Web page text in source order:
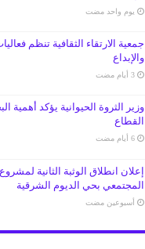
‏يوم واحد مضت
جمعية الارتقاء الثقافية تنظم
والإبداع
‏3 أيام مضت
وزير الثروة الحيوانية يؤكد أهمية
القطاع
‏6 أيام مضت
إعلان انطلاق الوثبة الثانية
المجتمعي بحي الديوم الشرقية
‏أسبوعين مضت